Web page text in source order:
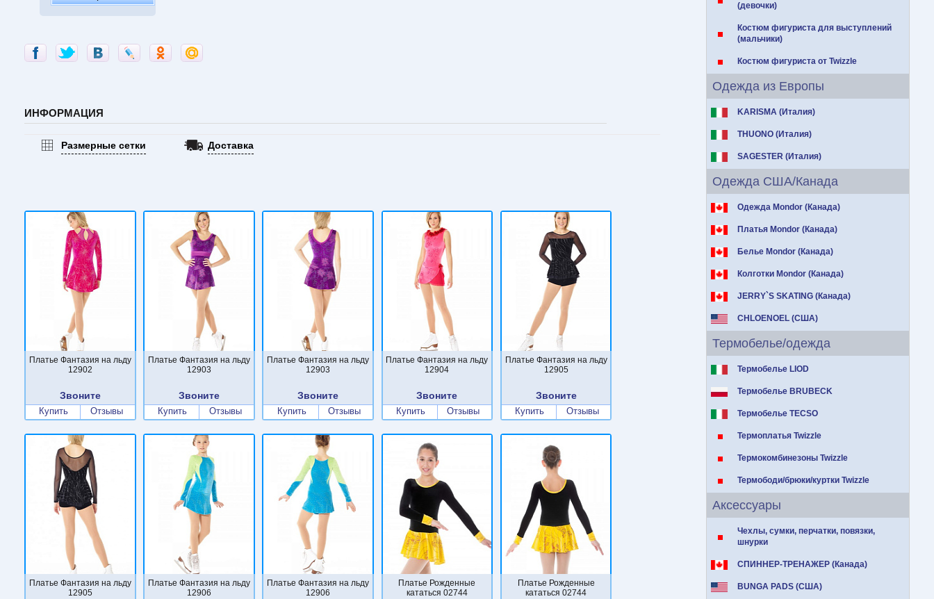
(девочки)
Костюм фигуриста для выступлений
(мальчики)
Костюм фигуриста от Twizzle
Одежда из Европы
KARISMA (Италия)
THUONO (Италия)
SAGESTER (Италия)
Одежда США/Канада
Одежда Mondor (Канада)
Платья Mondor (Канада)
Белье Mondor (Канада)
Колготки Mondor (Канада)
JERRY`S SKATING (Канада)
CHLOENOEL (США)
Термобелье/одежда
Термобелье LIOD
Термобелье BRUBECK
Термобелье TECSO
Термоплатья Twizzle
Термокомбинезоны Twizzle
Термободи/брюки/куртки Twizzle
Аксессуары
Чехлы, сумки, перчатки, повязки,
шнурки
СПИННЕР-ТРЕНАЖЕР (Канада)
BUNGA PADS (США)
ИНФОРМАЦИЯ
Размерные сетки Доставка
Платье Фантазия на льду
12902
Звоните
Купить Отзывы
Платье Фантазия на льду
12903
Звоните
Купить Отзывы
Платье Фантазия на льду
12903
Звоните
Купить Отзывы
Платье Фантазия на льду
12904
Звоните
Купить Отзывы
Платье Фантазия на льду
12905
Звоните
Купить Отзывы
Платье Фантазия на льду
12905
Платье Фантазия на льду
12906
Платье Фантазия на льду
12906
Платье Рожденные
кататься 02744
Платье Рожденные
кататься 02744